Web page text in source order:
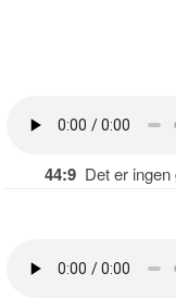
44:9 Det er